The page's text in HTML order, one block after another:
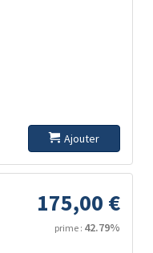
Ajouter
175,00 €
prime : 42.79%